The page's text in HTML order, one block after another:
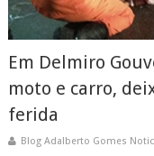
Em Delmiro
moto e carro,
ferida
Blog Adalberto Gomes